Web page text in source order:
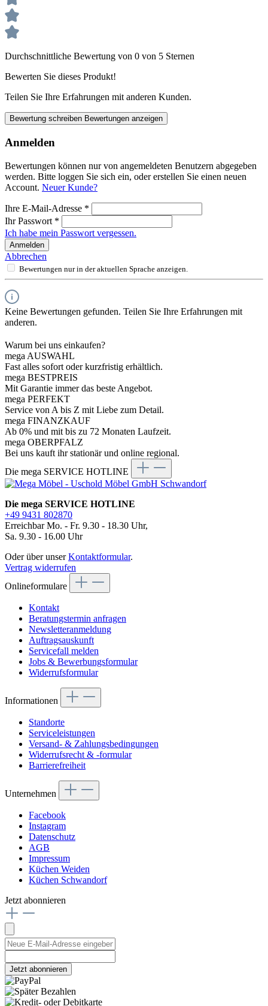
Durchschnittliche Bewertung von 0 von 5 Sternen
Bewerten Sie dieses Produkt!
Teilen Sie Ihre Erfahrungen mit anderen Kunden.
Bewertung schreiben Bewertungen anzeigen
Anmelden
Bewertungen können nur von angemeldeten Benutzern abgegeben
werden. Bitte loggen Sie sich ein, oder erstellen Sie einen neuen
Account. Neuer Kunde?
Ihre E-Mail-Adresse *
Ihr Passwort *
Ich habe mein Passwort vergessen.
Anmelden
Abbrechen
Bewertungen nur in der aktuellen Sprache anzeigen.
Keine Bewertungen gefunden. Teilen Sie Ihre Erfahrungen mit
anderen.
Warum bei uns einkaufen?
mega AUSWAHL
Fast alles sofort oder kurzfristig erhältlich.
mega BESTPREIS
Mit Garantie immer das beste Angebot.
mega PERFEKT
Service von A bis Z mit Liebe zum Detail.
mega FINANZKAUF
Ab 0% und mit bis zu 72 Monaten Laufzeit.
mega OBERPFALZ
Bei uns kauft ihr stationär und online regional.
Die mega SERVICE HOTLINE
Die mega SERVICE HOTLINE
+49 9431 802870
Erreichbar Mo. - Fr. 9.30 - 18.30 Uhr,
Sa. 9.30 - 16.00 Uhr
Oder über unserKontaktformular.
Vertrag widerrufen
Onlineformulare
Kontakt
Beratungstermin anfragen
Newsletteranmeldung
Auftragsauskunft
Servicefall melden
Jobs & Bewerbungsformular
Widerrufsformular
Informationen
Standorte
Serviceleistungen
Versand- & Zahlungsbedingungen
Widerrufsrecht & -formular
Barrierefreiheit
Unternehmen
Facebook
Instagram
Datenschutz
AGB
Impressum
Küchen Weiden
Küchen Schwandorf
Jetzt abonnieren
Jetzt abonnieren